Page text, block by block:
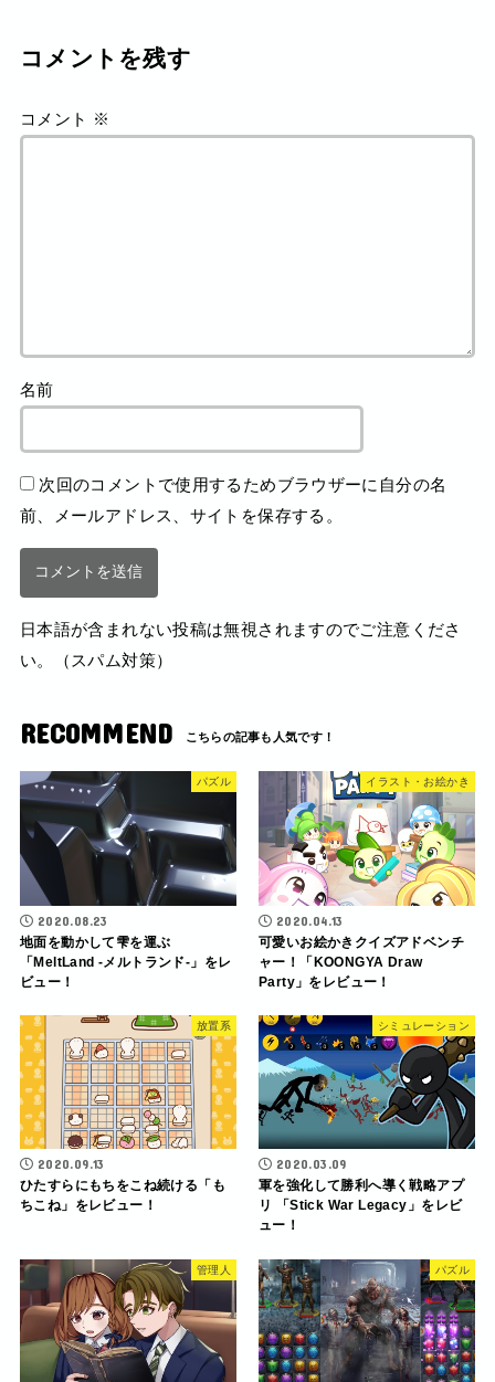
コメントを残す
コメント ※
名前
次回のコメントで使用するためブラウザーに自分の名
前、メールアドレス、サイトを保存する。
日本語が含まれない投稿は無視されますのでご注意くださ
い。（スパム対策）
RECOMMEND
パズル
2020.08.23
地面を動かして雫を運ぶ
「MeltLand -メルトランド-」をレ
ビュー！
イラスト・お絵かき
2020.04.13
可愛いお絵かきクイズアドベンチ
ャー！「KOONGYA Draw
Party」をレビュー！
放置系
2020.09.13
ひたすらにもちをこね続ける「も
ちこね」をレビュー！
シミュレーション
2020.03.09
軍を強化して勝利へ導く戦略アプ
リ 「Stick War Legacy」をレビ
ュー！
管理人 パズル